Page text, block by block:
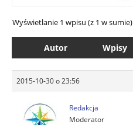
Wyświetlanie 1 wpisu (z 1 w sumie)
Autor Wpisy
2015-10-30 o 23:56
Redakcja
Moderator